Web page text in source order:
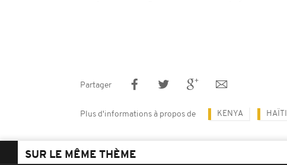
Partager
Plus d'informations à propos de KENYA HAÏTI
SUR LE MÊME THÈME